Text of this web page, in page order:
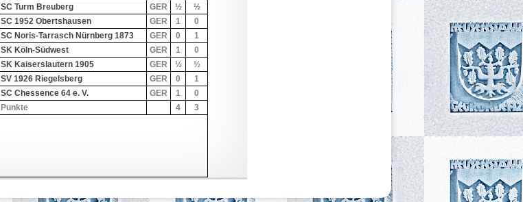
SC Turm Breuberg GER ½
½
SC 1952 Obertshausen GER 1
0
SC Noris-Tarrasch Nürnberg 1873 GER 0
1
SK Köln-Südwest GER 1
0
SK Kaiserslautern 1905 GER ½
½
SV 1926 Riegelsberg GER 0
1
SC Chessence 64 e. V. GER 1
0
Punkte 4
3